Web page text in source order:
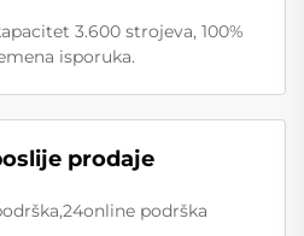
3.600 strojeva, 100%
isporuka.
prodaje
podrška